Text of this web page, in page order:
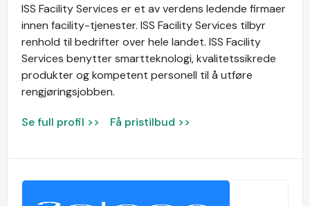
ISS Facility Services er et av verdens ledende firmaer
innen facility-tjenester. ISS Facility Services tilbyr
renhold til bedrifter over hele landet. ISS Facility
Services benytter smartteknologi, kvalitetssikrede
produkter og kompetent personell til å utføre
rengjøringsjobben.
Se full profil >> Få pristilbud >>